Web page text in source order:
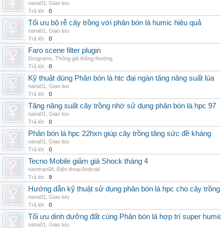
nana01
Giao lưu
Trả lời:
0
Tối ưu bộ rễ cây trồng với phân bón lá humic hiệu quả
nana01
Giao lưu
Trả lời:
0
Faro scene filter plugin
Drograms Thông gió thông thường
Trả lời:
0
Kỹ thuật dùng Phân bón lá htc đại ngàn tăng năng suất lúa
nana01
Giao lưu
Trả lời:
0
Tăng năng suất cây trồng nhờ sử dụng phân bón lá hpc 97
nana01
Giao lưu
Trả lời:
0
Phân bón lá hpc 22hxn giúp cây trồng tăng sức đề kháng
nana01
Giao lưu
Trả lời:
0
Tecno Mobile giảm giá Shock tháng 4
namtran08 Điện thoại Android
Trả lời:
9
Hướng dẫn kỹ thuật sử dụng phân bón lá hpc cho cây trồng
nana01
Giao lưu
Trả lời:
0
Tối ưu dinh dưỡng đất cùng Phân bón lá hợp trí super
nana01
Giao lưu